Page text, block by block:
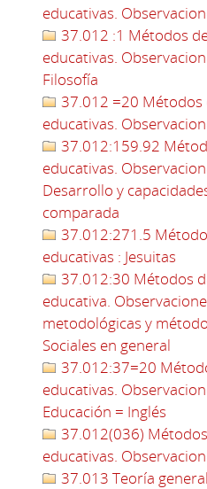
educativas.
37.012 :1 Métodos
educativas.
Filosofía
37.012 =20 Métodos
educativas.
37.012:159.92
educativas.
Desarrollo y
comparada
37.012:271.5
educativas : Jesuitas
37.012:30 Métodos
educativa.
metodológicas y
Sociales en general
37.012:37=20
educativas.
Educación = Inglés
37.012(036)
educativas.
37.013 Teoría